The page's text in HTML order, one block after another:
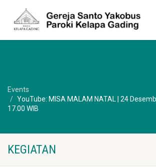
Events
YouTube: MISA MALAM NATAL | 24
17.00 WIB
KEGIATAN